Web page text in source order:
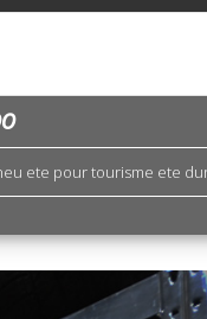
ete pour tourisme ete